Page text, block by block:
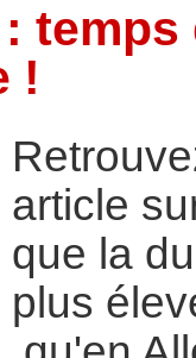
temps
!
article
que la
plus